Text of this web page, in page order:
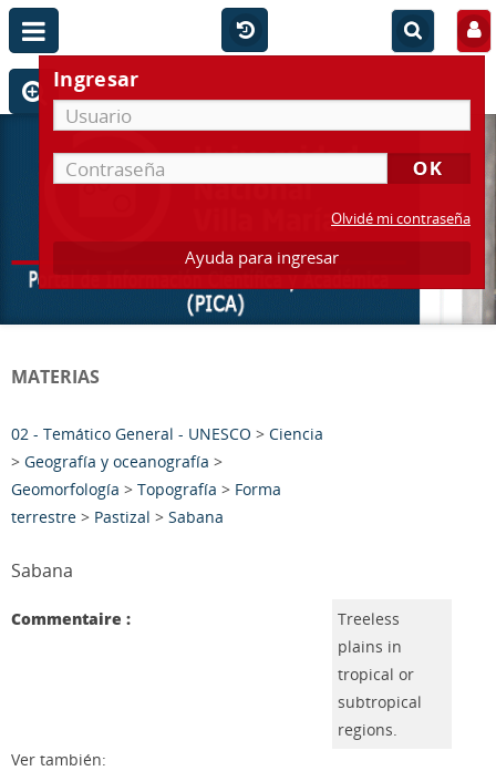
Ingresar
Olvidé mi contraseña
Ayuda para ingresar
MATERIAS
02 - Temático General - UNESCO > Ciencia
> Geografía y oceanografía >
Geomorfología > Topografía > Forma
terrestre > Pastizal > Sabana
Sabana
Commentaire :
Treeless
plains in
tropical or
subtropical
regions.
Ver también: